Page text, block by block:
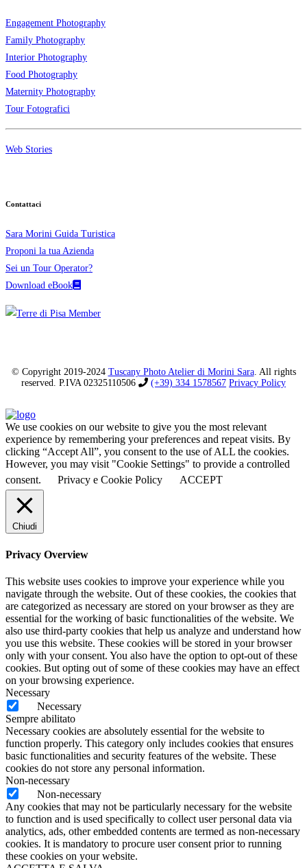
Engagement Photography
Family Photography
Interior Photography
Food Photography
Maternity Photography
Tour Fotografici
Web Stories
Contattaci
Sara Morini Guida Turistica
Proponi la tua Azienda
Sei un Tour Operator?
Download eBook
© Copyright 2019-2024 Tuscany Photo Atelier di Morini Sara. All rights
reserved. P.IVA 02325110506
(+39) 334 1578567 Privacy Policy
We use cookies on our website to give you the most relevant
experience by remembering your preferences and repeat visits. By
clicking “Accept All”, you consent to the use of ALL the cookies.
However, you may visit "Cookie Settings" to provide a controlled
consent.
Privacy e Cookie Policy ACCEPT
Chiudi
Privacy Overview
This website uses cookies to improve your experience while you
navigate through the website. Out of these cookies, the cookies that
are categorized as necessary are stored on your browser as they are
essential for the working of basic functionalities of the website. We
also use third-party cookies that help us analyze and understand how
you use this website. These cookies will be stored in your browser
only with your consent. You also have the option to opt-out of these
cookies. But opting out of some of these cookies may have an effect
on your browsing experience.
Necessary
Necessary
Sempre abilitato
Necessary cookies are absolutely essential for the website to
function properly. This category only includes cookies that ensures
basic functionalities and security features of the website. These
cookies do not store any personal information.
Non-necessary
Non-necessary
Any cookies that may not be particularly necessary for the website
to function and is used specifically to collect user personal data via
analytics, ads, other embedded contents are termed as non-necessary
cookies. It is mandatory to procure user consent prior to running
these cookies on your website.